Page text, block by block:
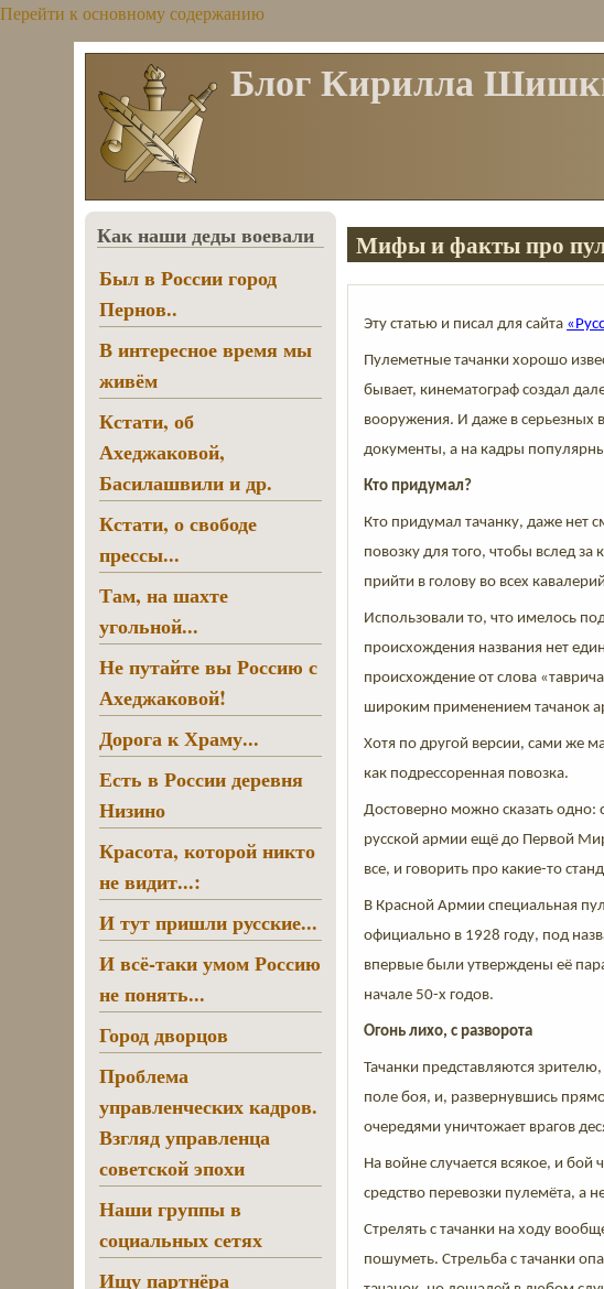
Перейти к основному содержанию
Блог Кирилла
Мифы и факты про
Эту статью и писал для сайта
Пулеметные тачанки хорошо
бывает, кинематограф создал
вооружения. И даже в серьезных
документы, а на кадры
Кто придумал?
Кто придумал тачанку, даже нет
повозку для того, чтобы вслед
прийти в голову во всех
Использовали то, что имелось
происхождения названия нет
происхождение от слова
широким применением тачанок
Хотя по другой версии, сами же
как подрессоренная повозка.
Достоверно можно сказать одно:
русской армии ещё до Первой
все, и говорить про какие-то
В Красной Армии специальная
официально в 1928 году, под
впервые были утверждены её
начале 50-х годов.
Огонь лихо, с разворота
Тачанки представляются
поле боя, и, развернувшись
очередями уничтожает врагов
На войне случается всякое, и бой
средство перевозки пулемёта, а
Стрелять с тачанки на ходу
пошуметь. Стрельба с тачанки
Как наши деды воевали
Был в России город
Пернов..
В интересное время мы
живём
Кстати, об
Ахеджаковой,
Басилашвили и др.
Кстати, о свободе
прессы...
Там, на шахте
угольной...
Не путайте вы Россию с
Ахеджаковой!
Дорога к Храму...
Есть в России деревня
Низино
Красота, которой никто
не видит...:
И тут пришли русские...
И всё-таки умом Россию
не понять...
Город дворцов
Проблема
управленческих кадров.
Взгляд управленца
советской эпохи
Наши группы в
социальных сетях
Ищу партнёра